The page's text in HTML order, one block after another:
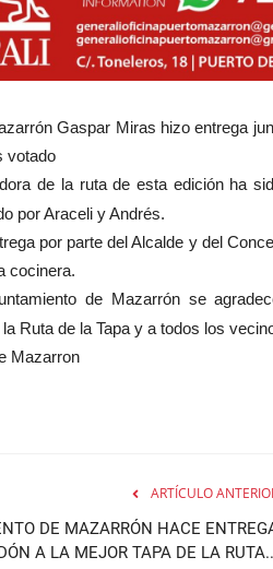
Gaspar Miras hizo entrega
votado
de la ruta de esta edición ha
por Araceli y Andrés.
por parte del Alcalde y del
cocinera.
de Mazarrón se
Ruta de la Tapa y a todos los
Mazarron
ARTÍCULO
DE MAZARRÓN HACE
A LA MEJOR TAPA DE LA